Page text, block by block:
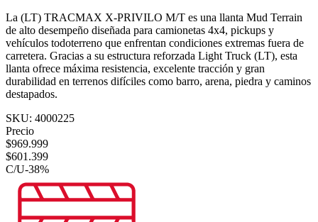
La (LT) TRACMAX X-PRIVILO M/T es una llanta Mud Terrain
de alto desempeño diseñada para camionetas 4x4, pickups y
vehículos todoterreno que enfrentan condiciones extremas fuera de
carretera. Gracias a su estructura reforzada Light Truck (LT), esta
llanta ofrece máxima resistencia, excelente tracción y gran
durabilidad en terrenos difíciles como barro, arena, piedra y caminos
destapados.
SKU: 4000225
Precio
$969.999
$601.399
C/U-38%